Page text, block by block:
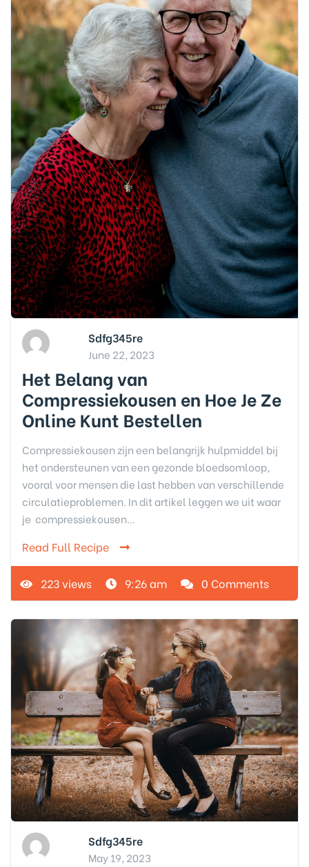
Sdfg345re
June 22, 2023
Het Belang van
Compressiekousen en Hoe Je Ze
Online Kunt Bestellen
Compressiekousen zijn een belangrijk hulpmiddel bij
het ondersteunen van een gezonde bloedsomloop,
vooral voor mensen die last hebben van verschillende
circulatieproblemen. In dit artikel leggen we uit waar
je compressiekousen…
Read Full Recipe
223 views 9:26 am 0 Comments
Sdfg345re
May 19, 2023